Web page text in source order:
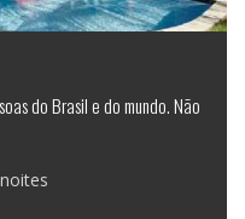
do Brasil e do mundo. Não